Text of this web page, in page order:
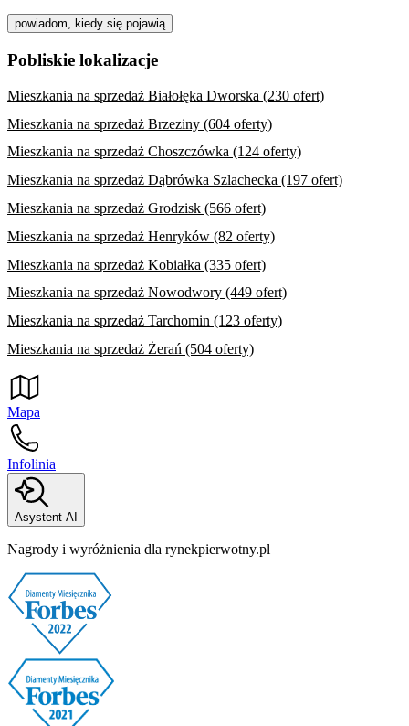
powiadom, kiedy się pojawią
Pobliskie lokalizacje
Mieszkania na sprzedaż Białołęka Dworska (230 ofert)
Mieszkania na sprzedaż Brzeziny (604 oferty)
Mieszkania na sprzedaż Choszczówka (124 oferty)
Mieszkania na sprzedaż Dąbrówka Szlachecka (197 ofert)
Mieszkania na sprzedaż Grodzisk (566 ofert)
Mieszkania na sprzedaż Henryków (82 oferty)
Mieszkania na sprzedaż Kobiałka (335 ofert)
Mieszkania na sprzedaż Nowodwory (449 ofert)
Mieszkania na sprzedaż Tarchomin (123 oferty)
Mieszkania na sprzedaż Żerań (504 oferty)
Mapa
Infolinia
Asystent AI
Nagrody i wyróżnienia dla rynekpierwotny.pl